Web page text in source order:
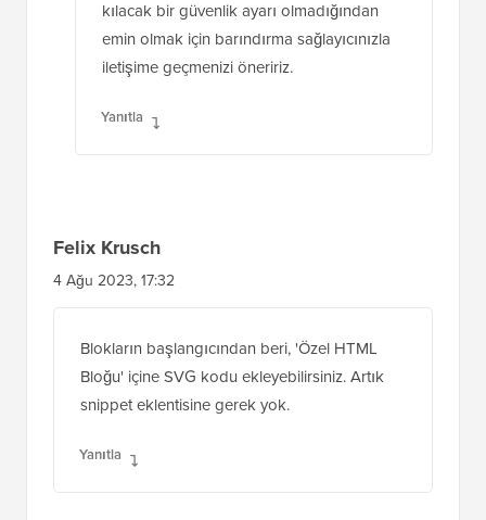
kılacak bir güvenlik ayarı olmadığından
emin olmak için barındırma sağlayıcınızla
iletişime geçmenizi öneririz.
Yanıtla
Felix Krusch
4 Ağu 2023, 17:32
Blokların başlangıcından beri, 'Özel HTML
Bloğu' içine SVG kodu ekleyebilirsiniz. Artık
snippet eklentisine gerek yok.
Yanıtla